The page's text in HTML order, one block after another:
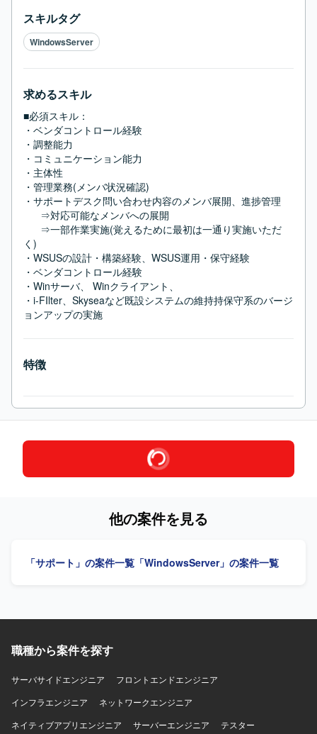
スキルタグ
WindowsServer
求めるスキル
■必須スキル：
・ベンダコントロール経験
・調整能力
・コミュニケーション能力
・主体性
・管理業務(メンバ状況確認)
・サポートデスク問い合わせ内容のメンバ展開、進捗管理
く)
・WSUSの設計・構築経験、WSUS運用・保守経験
・ベンダコントロール経験
・Winサーバ、 Winクライアント、
・i-FIlter、Skyseaなど既設システムの維持持保守系のバージ
ョンアップの実施
特徴
他の案件を見る
「サポート」の案件一覧 「WindowsServer」の案件一覧
職種から案件を探す
サーバサイドエンジニア
フロントエンドエンジニア
インフラエンジニア
ネットワークエンジニア
ネイティブアプリエンジニア
サーバーエンジニア
テスター